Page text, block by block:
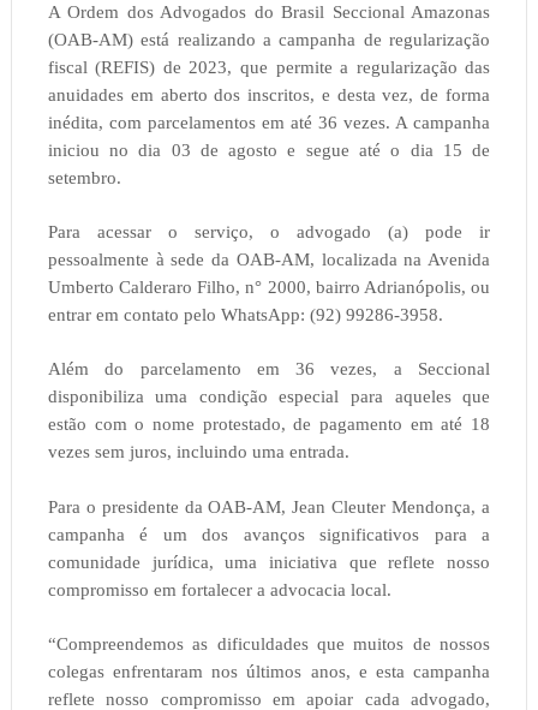
A Ordem dos Advogados do Brasil Seccional Amazonas
(OAB-AM) está realizando a campanha de regularização
fiscal (REFIS) de 2023, que permite a regularização das
anuidades em aberto dos inscritos, e desta vez, de forma
inédita, com parcelamentos em até 36 vezes. A campanha
iniciou no dia 03 de agosto e segue até o dia 15 de
setembro.
Para acessar o serviço, o advogado (a) pode ir
pessoalmente à sede da OAB-AM, localizada na Avenida
Umberto Calderaro Filho, n° 2000, bairro Adrianópolis, ou
entrar em contato pelo WhatsApp: (92) 99286-3958.
Além do parcelamento em 36 vezes, a Seccional
disponibiliza uma condição especial para aqueles que
estão com o nome protestado, de pagamento em até 18
vezes sem juros, incluindo uma entrada.
Para o presidente da OAB-AM, Jean Cleuter Mendonça, a
campanha é um dos avanços significativos para a
comunidade jurídica, uma iniciativa que reflete nosso
compromisso em fortalecer a advocacia local.
“Compreendemos as dificuldades que muitos de nossos
colegas enfrentaram nos últimos anos, e esta campanha
reflete nosso compromisso em apoiar cada advogado,